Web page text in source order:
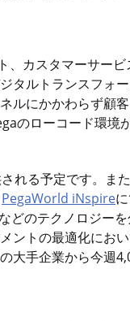
カスタマーサー
タルトランスフォ
ルにかかわらず顧
のローコード環境
れる予定です。ま
PegaWorld iNspire
どのテクノロジー
ントの最適化にお
手企業から今週